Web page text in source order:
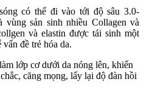
có thể đi vào tới độ sâu 3.0-
sản sinh nhiều Collagen và
và elastin được tái sinh một
đề trẻ hóa da.
lớp cơ dưới da nóng lên, khiến
căng mọng, lấy lại độ đàn hồi